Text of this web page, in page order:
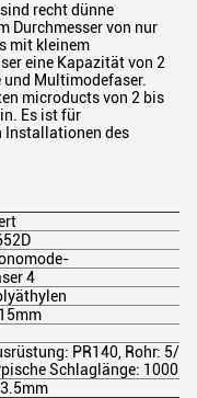
recht dünne
Durchmesser von nur
mit kleinem
eine Kapazität von 2
Multimodefaser.
microducts von 2 bis
Es ist für
Installationen des
4
PR140, Rohr: 5/
Schlaglänge: 1000m